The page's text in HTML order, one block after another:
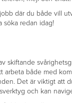
där du både vill
söka redan idag!
skiftande
arbeta både med
Det är viktigt att
och kan